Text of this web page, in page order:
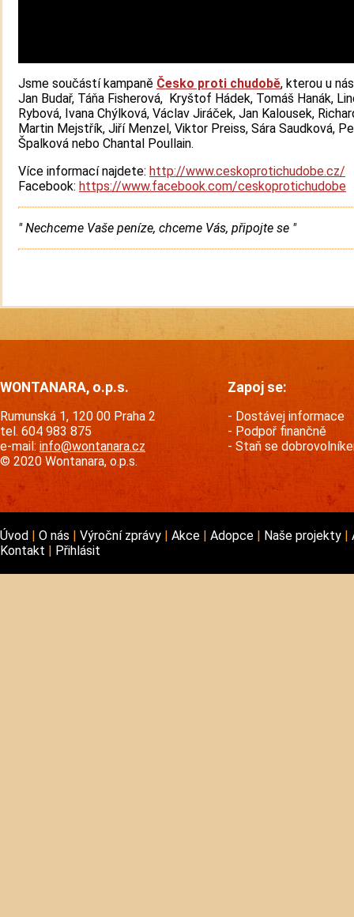
Jsme součástí kampaně Česko proti chudobě, kterou u
Jan Budař, Táňa Fisherová, Kryštof Hádek, Tomáš Hanák,
Rybová, Ivana Chýlková, Václav Jiráček, Jan Kalousek,
Martin Mejstřík, Jiří Menzel, Viktor Preiss, Sára Saudková,
Špalková nebo Chantal Poullain.
Více informací najdete: http://www.ceskoprotichudobe.cz/
Facebook: https://www.facebook.com/ceskoprotichudobe
" Nechceme Vaše peníze, chceme Vás, připojte se "
WONTANARA, o.p.s.
Rumunská 1, 120 00 Praha 2
tel. 604 983 875
e-mail: info@wontanara.cz
© 2020 Wontanara, o.p.s.
Zapoj se:
Dostávej informace
Podpoř finančně
Staň se
Úvod O nás Výroční zprávy Akce Adopce Naše projekty
Kontakt
Přihlásit